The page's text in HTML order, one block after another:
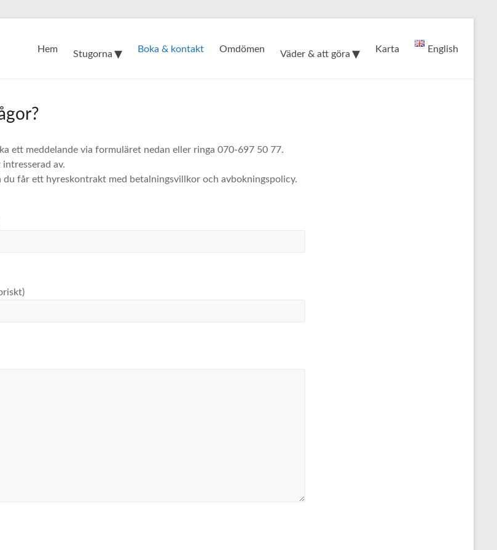
Hem
Stugorna
Boka & kontakt Omdömen
Väder & att göra
Karta English
ett meddelande via formuläret nedan eller ringa 070-697 50 77.
av.
får ett hyreskontrakt med betalningsvillkor och avbokningspolicy.